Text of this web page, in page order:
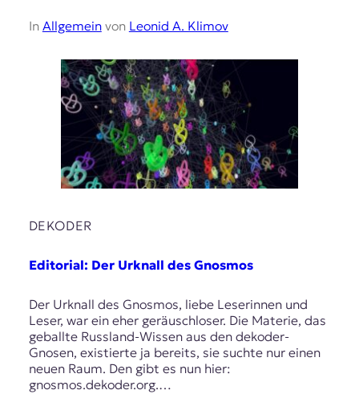
In Allgemeinvon Leonid A. Klimov
DEKODER
Editorial: Der Urknall des Gnosmos
Der Urknall des Gnosmos, liebe Leserinnen und
Leser, war ein eher geräuschloser. Die Materie, das
geballte Russland-Wissen aus den dekoder-
Gnosen, existierte ja bereits, sie suchte nur einen
neuen Raum. Den gibt es nun hier:
gnosmos.dekoder.org.…